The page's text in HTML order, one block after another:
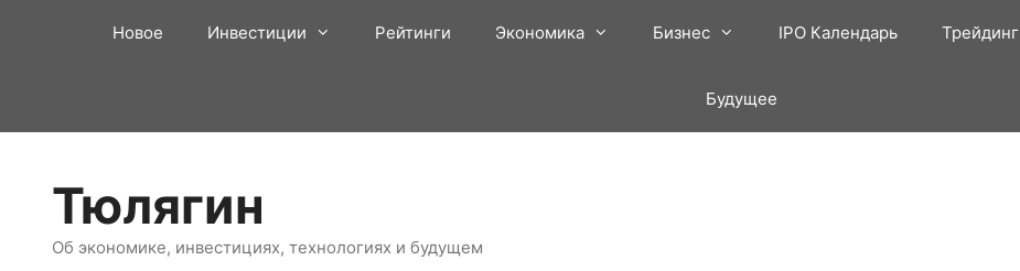
Новое Инвестиции Рейтинги Экономика Бизнес IPO Календарь Трейдинг
Будущее
Тюлягин
Об экономике, инвестициях, технологиях и будущем